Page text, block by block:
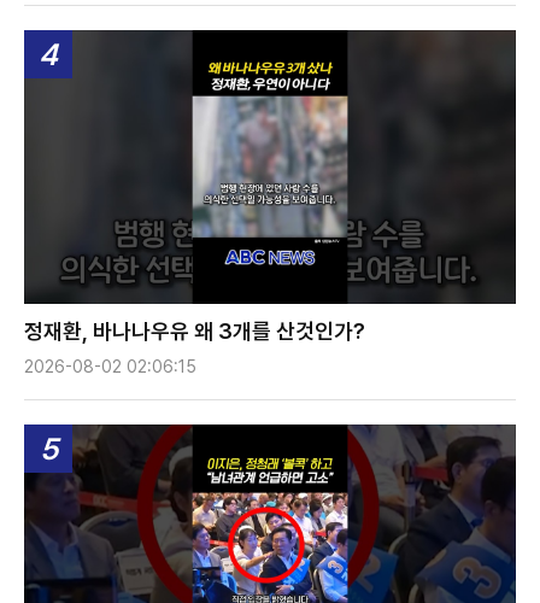
4
정재환, 바나나우유 왜 3개를 산것인가?
2026-08-02 02:06:15
5